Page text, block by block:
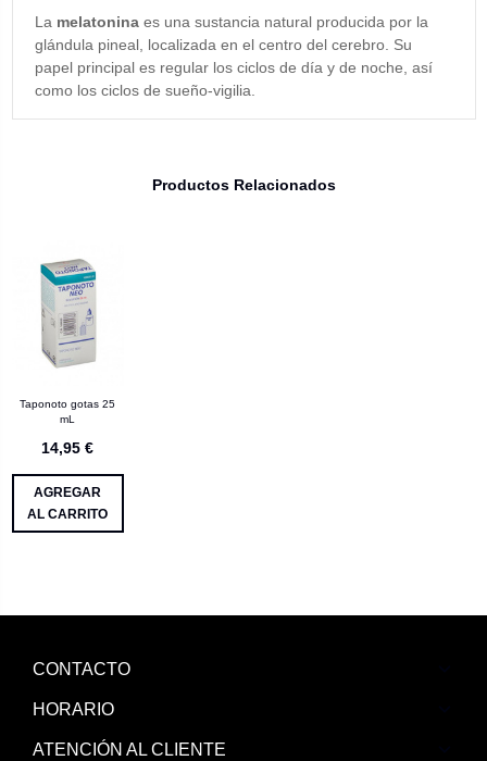
La melatoninaes una sustancia natural producida por la
glándula pineal, localizada en el centro del cerebro. Su
papel principal es regular los ciclos de día y de noche, así
como los ciclos de sueño-vigilia.
Productos Relacionados
Taponoto gotas 25
mL
14,95 €
AGREGAR
AL CARRITO
CONTACTO
HORARIO
ATENCIÓN AL CLIENTE